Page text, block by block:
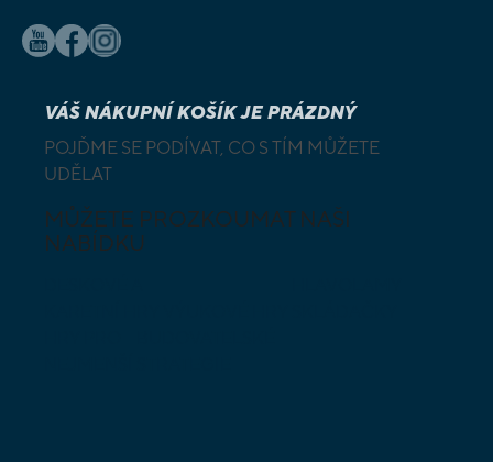
VÁŠ NÁKUPNÍ KOŠÍK JE PRÁZDNÝ
POJĎME SE PODÍVAT, CO S TÍM MŮŽETE
UDĚLAT
MŮŽETE PROZKOUMAT NAŠI
NABÍDKU